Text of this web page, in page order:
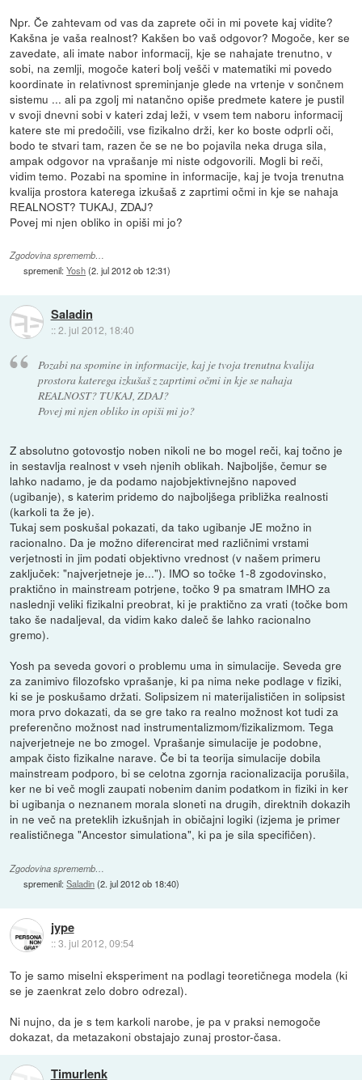
Npr. Če zahtevam od vas da zaprete oči in mi povete kaj vidite?
Kakšna je vaša realnost? Kakšen bo vaš odgovor? Mogoče, ker se
zavedate, ali imate nabor informacij, kje se nahajate trenutno, v
sobi, na zemlji, mogoče kateri bolj vešči v matematiki mi povedo
koordinate in relativnost spreminjanje glede na vrtenje v sončnem
sistemu ... ali pa zgolj mi natančno opiše predmete katere je pustil
v svoji dnevni sobi v kateri zdaj leži, v vsem tem naboru informacij
katere ste mi predočili, vse fizikalno drži, ker ko boste odprli oči,
bodo te stvari tam, razen če se ne bo pojavila neka druga sila,
ampak odgovor na vprašanje mi niste odgovorili. Mogli bi reči,
vidim temo. Pozabi na spomine in informacije, kaj je tvoja trenutna
kvalija prostora katerega izkušaš z zaprtimi očmi in kje se nahaja
REALNOST? TUKAJ, ZDAJ?
Povej mi njen obliko in opiši mi jo?
Zgodovina sprememb…
spremenil:Yosh(2. jul 2012 ob 12:31)
Saladin
::2. jul 2012, 18:40
Pozabi na spomine in informacije, kaj je tvoja trenutna kvalija
prostora katerega izkušaš z zaprtimi očmi in kje se nahaja
REALNOST? TUKAJ, ZDAJ?
Povej mi njen obliko in opiši mi jo?
Z absolutno gotovostjo noben nikoli ne bo mogel reči, kaj točno je
in sestavlja realnost v vseh njenih oblikah. Najboljše, čemur se
lahko nadamo, je da podamo najobjektivnejšno napoved
(ugibanje), s katerim pridemo do najboljšega približka realnosti
(karkoli ta že je).
Tukaj sem poskušal pokazati, da tako ugibanje JE možno in
racionalno. Da je možno diferencirat med različnimi vrstami
verjetnosti in jim podati objektivno vrednost (v našem primeru
zaključek: "najverjetneje je..."). IMO so točke 1-8 zgodovinsko,
praktično in mainstream potrjene, točko 9 pa smatram IMHO za
naslednji veliki fizikalni preobrat, ki je praktično za vrati (točke bom
tako še nadaljeval, da vidim kako daleč še lahko racionalno
gremo).
Yosh pa seveda govori o problemu uma in simulacije. Seveda gre
za zanimivo filozofsko vprašanje, ki pa nima neke podlage v fiziki,
ki se je poskušamo držati. Solipsizem ni materijalističen in solipsist
mora prvo dokazati, da se gre tako ra realno možnost kot tudi za
preferenčno možnost nad instrumentalizmom/fizikalizmom. Tega
najverjetneje ne bo zmogel. Vprašanje simulacije je podobne,
ampak čisto fizikalne narave. Če bi ta teorija simulacije dobila
mainstream podporo, bi se celotna zgornja racionalizacija porušila,
ker ne bi več mogli zaupati nobenim danim podatkom in fiziki in ker
bi ugibanja o neznanem morala sloneti na drugih, direktnih dokazih
in ne več na preteklih izkušnjah in običajni logiki (izjema je primer
realističnega "Ancestor simulationa", ki pa je sila specifičen).
Zgodovina sprememb…
spremenil:Saladin(2. jul 2012 ob 18:40)
jype
::3. jul 2012, 09:54
To je samo miselni eksperiment na podlagi teoretičnega modela (ki
se je zaenkrat zelo dobro odrezal).
Ni nujno, da je s tem karkoli narobe, je pa v praksi nemogoče
dokazat, da metazakoni obstajajo zunaj prostor-časa.
Timurlenk